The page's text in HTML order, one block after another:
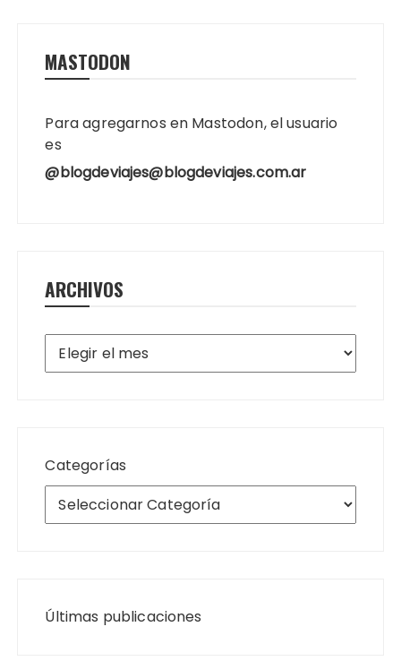
MASTODON
Para agregarnos en Mastodon, el usuario
es
@blogdeviajes@blogdeviajes.com.ar
ARCHIVOS
Archivos
Categorías
Últimas publicaciones